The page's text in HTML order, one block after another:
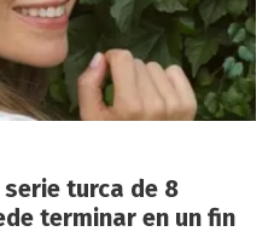
turca de 8
terminar en un fin